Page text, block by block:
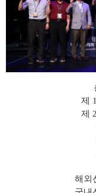
제
제
해외